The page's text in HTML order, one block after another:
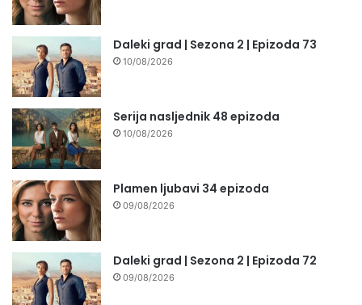
Daleki grad | Sezona 2 | Epizoda 73
10/08/2026
Serija nasljednik 48 epizoda
10/08/2026
Plamen ljubavi 34 epizoda
09/08/2026
Daleki grad | Sezona 2 | Epizoda 72
09/08/2026